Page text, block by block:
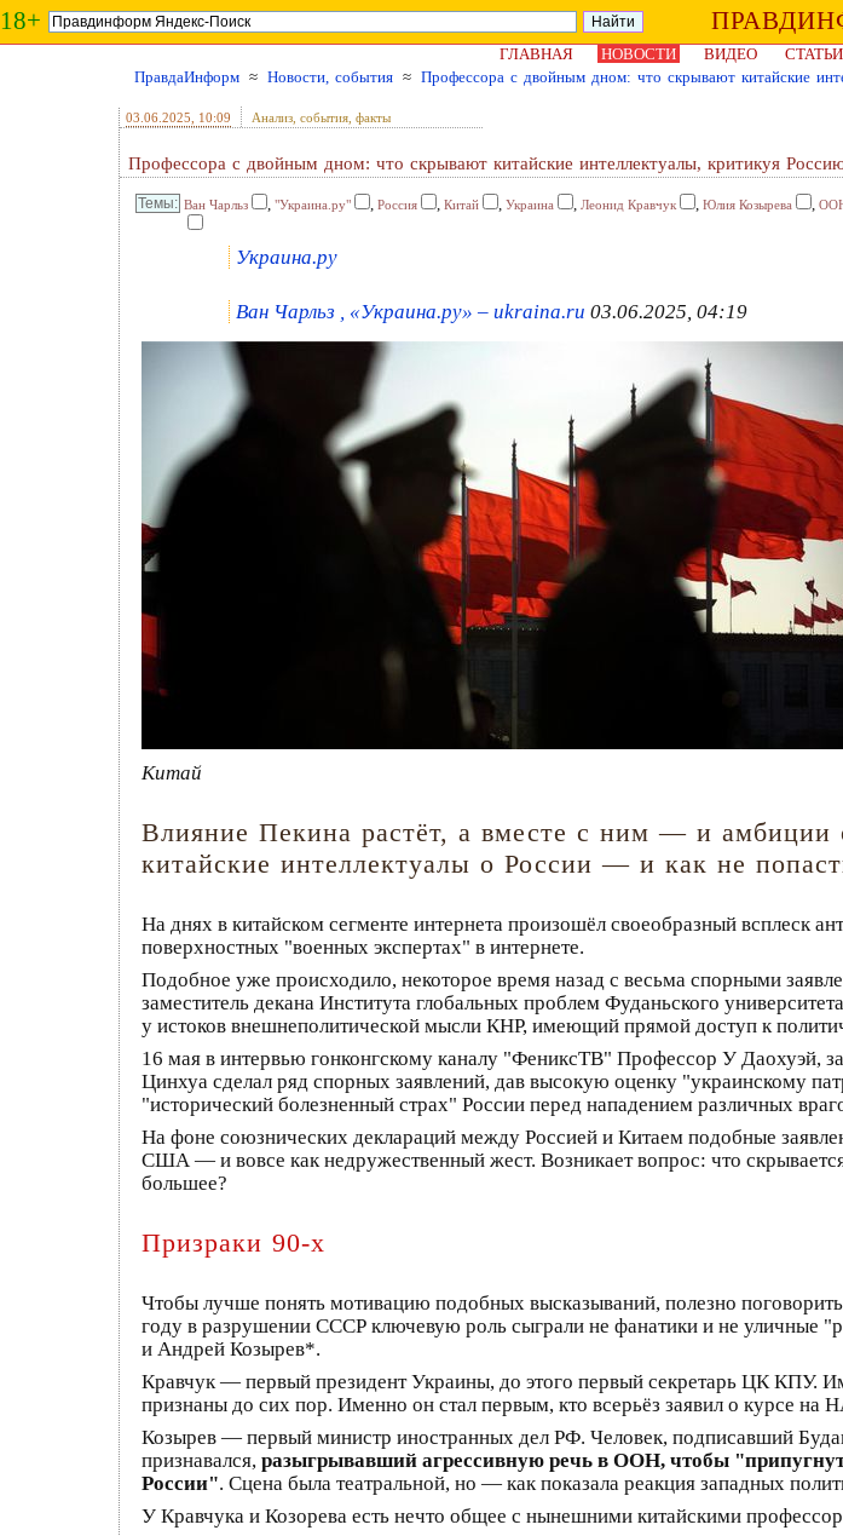
18+
ГЛАВНАЯ
НОВОСТИ ВИДЕО СТАТЬИ
ПравдаИнформ ≈ Новости, события ≈ Профессора с двойным дном: что скрывают китайские
03.06.2025 , 10:09 Анализ, события, факты
Профессора с двойным дном: что скрывают китайские интеллектуалы, критикуя
Ван Чарльз , "Украина.ру" , Россия , Китай , Украина , Леонид Кравчук , Юлия Козырева ,
Украина.ру
Ван Чарльз , «Украина.ру» – ukraina.ru 03.06.2025, 04:19
Китай
Влияние Пекина растёт, а вместе с ним — и амбиции
китайские интеллектуалы о России — и как не
На днях в китайском сегменте интернета произошёл своеобразный всплеск
поверхностных "военных экспертах" в интернете.
Подобное уже происходило, некоторое время назад с весьма спорными
заместитель декана Института глобальных проблем Фуданьского
у истоков внешнеполитической мысли КНР, имеющий прямой доступ к
16 мая в интервью гонконгскому каналу "ФениксТВ" Профессор У Даохуэй,
Цинхуа сделал ряд спорных заявлений, дав высокую оценку "украинскому
"исторический болезненный страх" России перед нападением различных
На фоне союзнических деклараций между Россией и Китаем подобные
США — и вовсе как недружественный жест. Возникает вопрос: что
большее?
Призраки 90-х
Чтобы лучше понять мотивацию подобных высказываний, полезно
году в разрушении СССР ключевую роль сыграли не фанатики и не уличные
и Андрей Козырев*.
Кравчук — первый президент Украины, до этого первый секретарь ЦК КПУ.
признаны до сих пор. Именно он стал первым, кто всерьёз заявил о курсе на
Козырев — первый министр иностранных дел РФ. Человек, подписавший
признавался, разыгрывавший агрессивную речь в ООН, чтобы
России". Сцена была театральной, но — как показала реакция западных
У Кравчука и Козорева есть нечто общее с нынешними китайскими